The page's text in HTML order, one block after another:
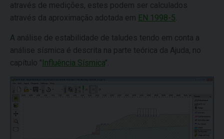
através de medições, estes podem ser calculados
através da aproximação adotada em EN 1998-5
A análise de estabilidade de taludes tendo em conta a
análise sísmica é descrita na parte teórica da Ajuda, no
capítulo "Influência Sísmica".